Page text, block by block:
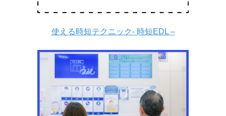
使える時短テクニック- 時短EDL –